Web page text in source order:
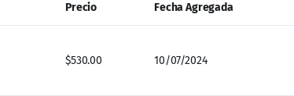
Precio Fecha Agregada
$530.00 10/07/2024